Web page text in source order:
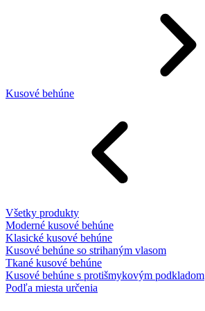
Kusové behúne
Všetky produkty
Moderné kusové behúne
Klasické kusové behúne
Kusové behúne so strihaným vlasom
Tkané kusové behúne
Kusové behúne s protišmykovým podkladom
Podľa miesta určenia